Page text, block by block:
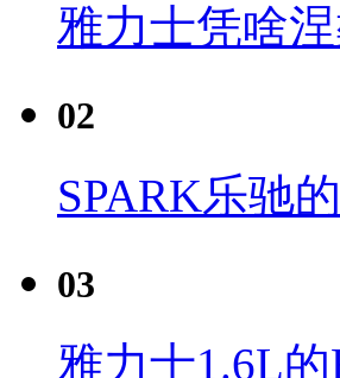
雅力士凭啥
02
SPARK乐驰
03
雅力士1.6L